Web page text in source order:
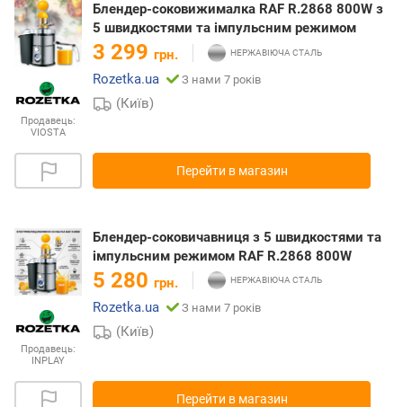
Продавець:
VIOSTA
Блендер-соковижималка RAF R.2868 800W з
5 швидкостями та імпульсним режимом
3 299 грн.
Rozetka.ua
З нами 7 років
(Київ)
Перейти в магазин
Продавець:
INPLAY
Блендер-соковичавниця з 5 швидкостями та
імпульсним режимом RAF R.2868 800W
5 280 грн.
Rozetka.ua
З нами 7 років
(Київ)
Перейти в магазин